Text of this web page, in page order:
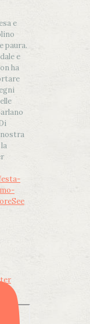
e
paura.
e
ha
nostra
See